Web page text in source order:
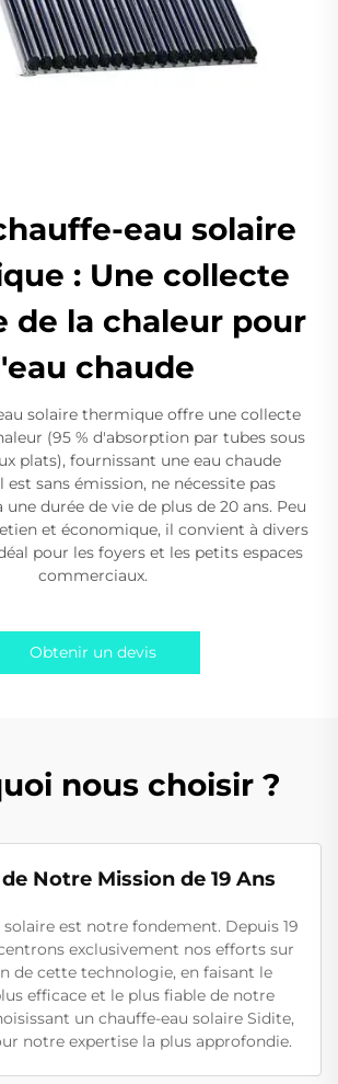
eau solaire
: Une collecte
de la chaleur pour
chaude
solaire thermique offre une collecte
(95 % d'absorption par tubes sous
plats), fournissant une eau chaude
est sans émission, ne nécessite pas
durée de vie de plus de 20 ans. Peu
et économique, il convient à divers
pour les foyers et les petits espaces
commerciaux.
Obtenir un devis
nous choisir ?
Notre Mission de 19 Ans
solaire est notre fondement. Depuis 19
exclusivement nos efforts sur
de cette technologie, en faisant le
efficace et le plus fiable de notre
un chauffe-eau solaire Sidite,
notre expertise la plus approfondie.